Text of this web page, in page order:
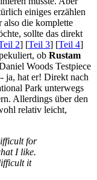
einiges erzählen
also die komplette
sollte das direkt
2] [Teil 3] [Teil 4]
ob Rustam
Woods Testpiece
ja, hat er! Direkt nach
Park unterwegs
Allerdings über den
relativ leicht,
for
I like.
it